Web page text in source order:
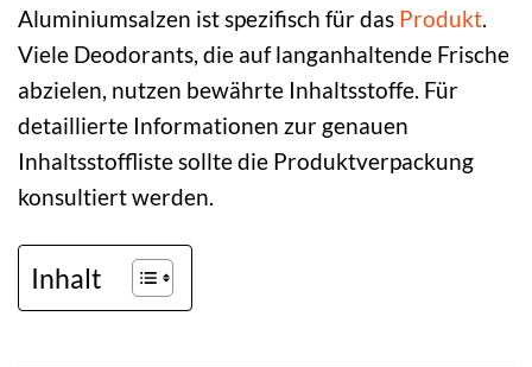
Aluminiumsalzen ist spezifisch für das Produkt.
Viele Deodorants, die auf langanhaltende Frische
abzielen, nutzen bewährte Inhaltsstoffe. Für
detaillierte Informationen zur genauen
Inhaltsstoffliste sollte die Produktverpackung
konsultiert werden.
Inhalt